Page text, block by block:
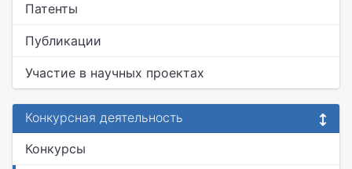
Патенты
Публикации
Участие в научных проектах
Конкурсная деятельность
Конкурсы